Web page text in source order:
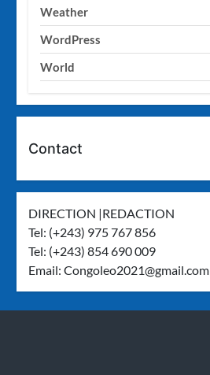
Weather
WordPress
World
Contact
DIRECTION |REDACTION
Tel: (+243) 975 767 856
Tel: (+243) 854 690 009
Email:Congoleo2021@gmail.com